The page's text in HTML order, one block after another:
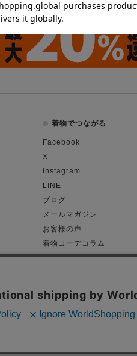
着物でつながる
Facebook
X
Instagram
LINE
ブログ
メールマガジン
お客様の声
着物コーデコラム